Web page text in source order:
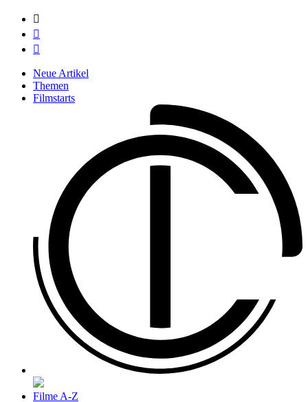



Neue Artikel
Themen
Filmstarts
Filme A-Z